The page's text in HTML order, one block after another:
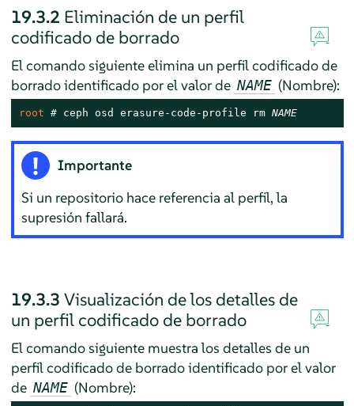
19.3.2 Eliminación de un perfil
codificado de borrado
El comando siguiente elimina un perfil codificado de
borrado identificado por el valor de NAME (Nombre):
root # ceph osd erasure-code-profile rm NAME
Importante
Si un repositorio hace referencia al perfil, la
supresión fallará.
19.3.3 Visualización de los detalles de
un perfil codificado de borrado
El comando siguiente muestra los detalles de un
perfil codificado de borrado identificado por el valor
de NAME (Nombre):